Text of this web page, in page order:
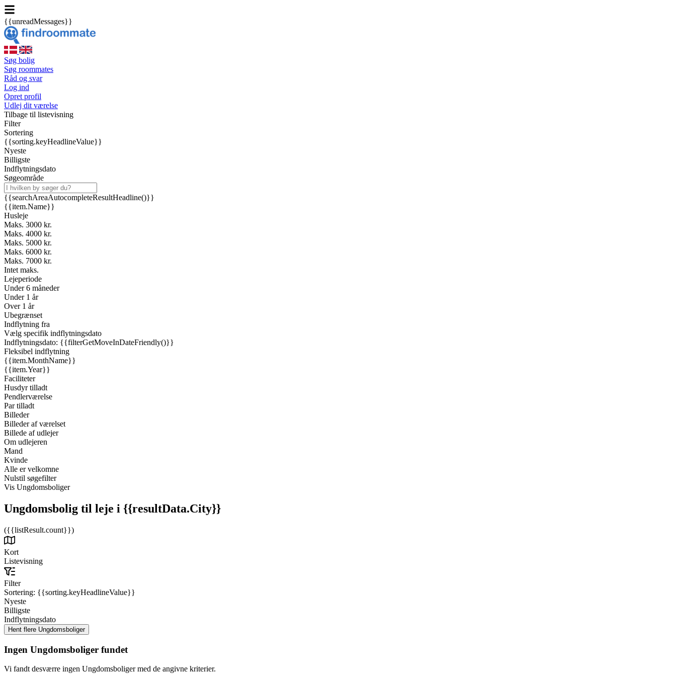
{{unreadMessages}}
Søg bolig
Søg roommates
Råd og svar
Log ind
Opret profil
Udlej dit værelse
Tilbage til listevisning
Filter
Sortering
{{sorting.keyHeadlineValue}}
Nyeste
Billigste
Indflytningsdato
Søgeområde
{{searchAreaAutocompleteResultHeadline()}}
{{item.Name}}
Husleje
Maks. 3000 kr.
Maks. 4000 kr.
Maks. 5000 kr.
Maks. 6000 kr.
Maks. 7000 kr.
Intet maks.
Lejeperiode
Under 6 måneder
Under 1 år
Over 1 år
Ubegrænset
Indflytning fra
Vælg specifik indflytningsdato
Indflytningsdato: {{filterGetMoveInDateFriendly()}}
Fleksibel indflytning
{{item.MonthName}}
{{item.Year}}
Faciliteter
Husdyr tilladt
Pendlerværelse
Par tilladt
Billeder
Billeder af værelset
Billede af udlejer
Om udlejeren
Mand
Kvinde
Alle er velkomne
Nulstil søgefilter
Vis Ungdomsboliger
Ungdomsbolig til leje i {{resultData.City}}
({{listResult.count}})
Kort
Listevisning
Filter
Sortering: {{sorting.keyHeadlineValue}}
Nyeste
Billigste
Indflytningsdato
Ingen Ungdomsboliger fundet
Vi fandt desværre ingen Ungdomsboliger med de angivne kriterier.